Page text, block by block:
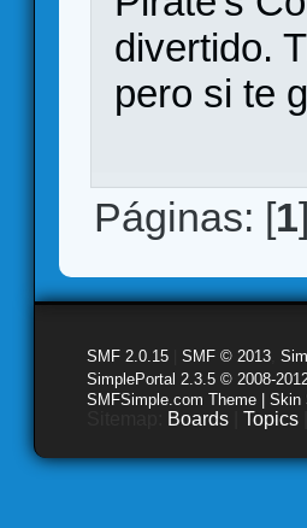
divertido.
pero si te
Páginas: [1]
SMF 2.0.15 SMF © 2013
SimplePortal 2.3.5 © 2008-
SMFSimple.com Theme | Skin
Boards Topics